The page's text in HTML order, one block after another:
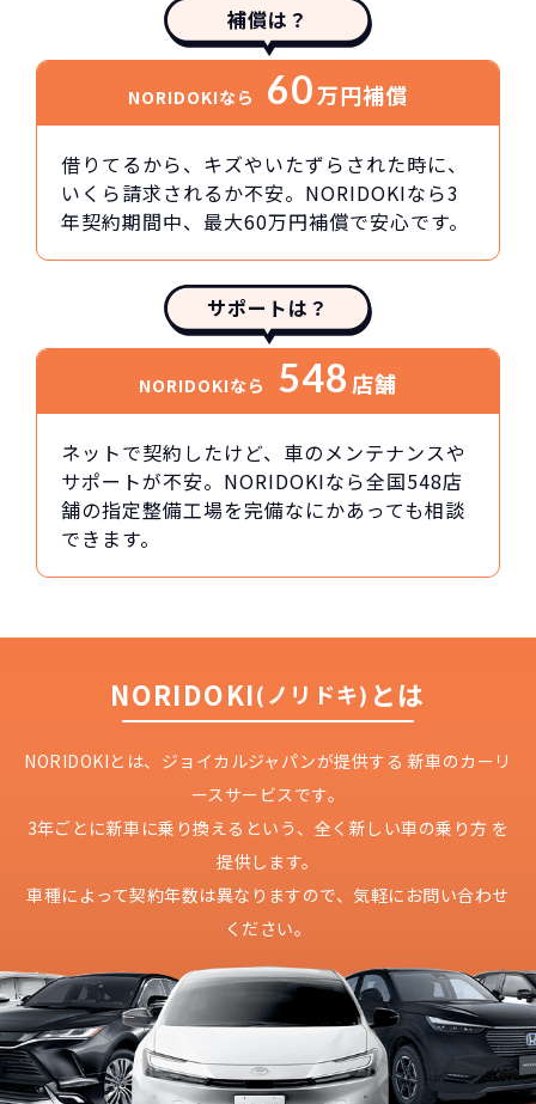
補償は？
NORIDOKIなら 60万円補償
借りてるから、キズやいたずらされた時に、
いくら請求されるか不安。NORIDOKIなら3
年契約期間中、最大60万円補償で安心です。
サポートは？
NORIDOKIなら 548店舗
ネットで契約したけど、車のメンテナンスや
サポートが不安。NORIDOKIなら全国548店
舗の指定整備工場を完備なにかあっても相談
できます。
NORIDOKI(ノリドキ) とは
NORIDOKIとは、ジョイカルジャパンが提供する 新車のカーリ
ースサービスです。
3年ごとに新車に乗り換えるという、 全く新しい車の乗り方 を
提供します。
車種によって契約年数は異なりますので、気軽にお問い合わせ
ください。